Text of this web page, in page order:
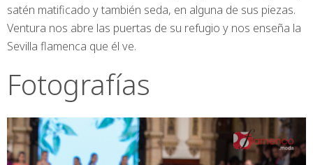
satén matificado y también seda, en alguna de sus piezas.
Ventura nos abre las puertas de su refugio y nos enseña la
Sevilla flamenca que él ve.
Fotografías